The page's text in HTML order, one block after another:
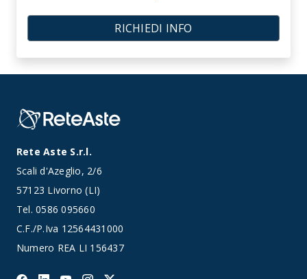
RICHIEDI INFO
Rete Aste S.r.l.
Scali d'Azeglio, 2/6
57123 Livorno (LI)
Tel.0586 095660
C.F./P.Iva 12564431000
Numero REA LI 156437